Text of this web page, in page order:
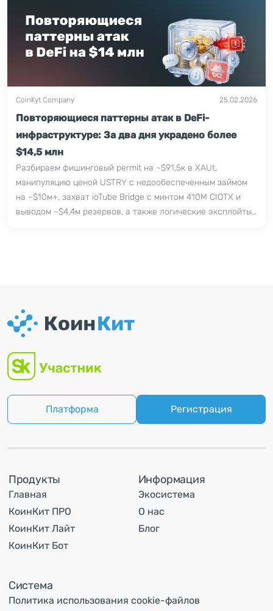
CoinKyt Company 25.02.2026
Повторяющиеся паттерны атак в DeFi-
инфраструктуре: За два дня украдено более
$14,5 млн
Разбираем фишинговый permit на ~$91,5к в XAUt,
манипуляцию ценой USTRY с недообеспеченным займом
на ~$10м+, захват ioTube Bridge с минтом 410M CIOTX и
выводом ~$4,4м резервов, а также логические эксплойты
Платформа Регистрация
Продукты
Главная
КоинКит ПРО
КоинКит Лайт
КоинКит Бот
Информация
Экосистема
О нас
Блог
Система
Политика использования cookie-файлов